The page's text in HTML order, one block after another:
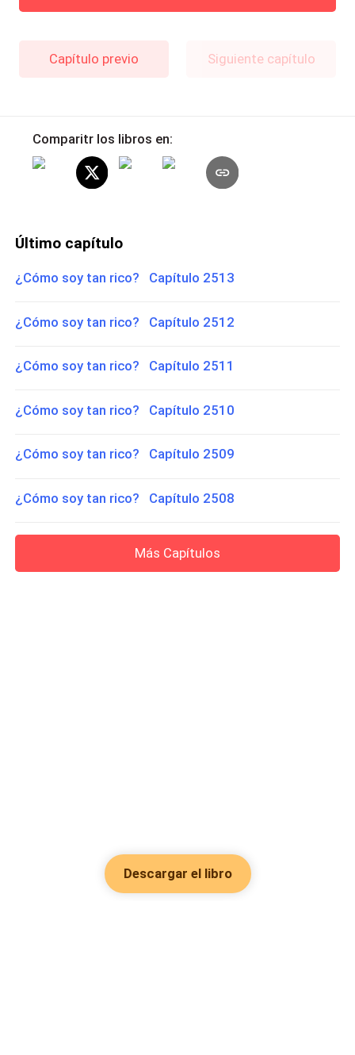
Capítulo previo Siguiente capítulo
Comparitr los libros en:
Último capítulo
¿Cómo soy tan rico? Capítulo 2513
¿Cómo soy tan rico? Capítulo 2512
¿Cómo soy tan rico? Capítulo 2511
¿Cómo soy tan rico? Capítulo 2510
¿Cómo soy tan rico? Capítulo 2509
¿Cómo soy tan rico? Capítulo 2508
Más Capítulos
Descargar el libro